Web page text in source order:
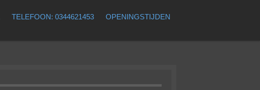
TELEFOON: 0344621453 OPENINGSTIJDEN